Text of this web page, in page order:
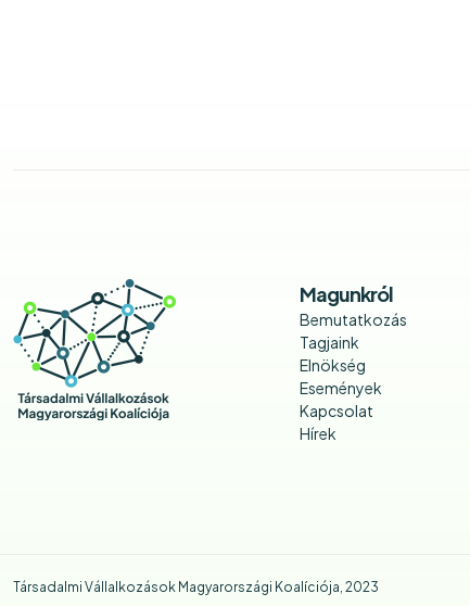
Magunkról
Bemutatkozás
Tagjaink
Elnökség
Események
Kapcsolat
Hírek
Társadalmi Vállalkozások Magyarországi Koalíciója, 2023